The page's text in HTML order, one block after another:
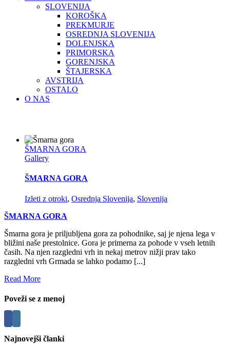
SLOVENIJA
KOROŠKA
PREKMURJE
OSREDNJA SLOVENIJA
DOLENJSKA
PRIMORSKA
GORENJSKA
ŠTAJERSKA
AVSTRIJA
OSTALO
O NAS
ŠMARNA GORA
Gallery
ŠMARNA GORA
Izleti z otroki, Osrednja Slovenija, Slovenija
ŠMARNA GORA
Šmarna gora je priljubljena gora za pohodnike, saj je njena lega v
bližini naše prestolnice. Gora je primerna za pohode v vseh letnih
časih. Na njen razgledni vrh in nekaj metrov nižji prav tako
razgledni vrh Grmada se lahko podamo [...]
Read More
Poveži se z menoj
Najnovejši članki